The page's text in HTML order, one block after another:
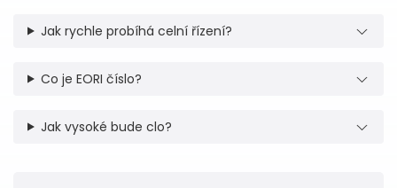
Jak rychle probíhá celní řízení?
Co je EORI číslo?
Jak vysoké bude clo?